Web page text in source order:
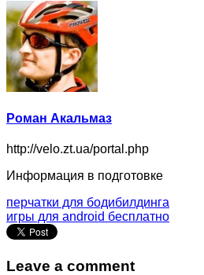
Роман Акальмаз
http://velo.zt.ua/portal.php
Информация в подготовке
перчатки для бодибилдинга
игры для android бесплатно
Leave a comment